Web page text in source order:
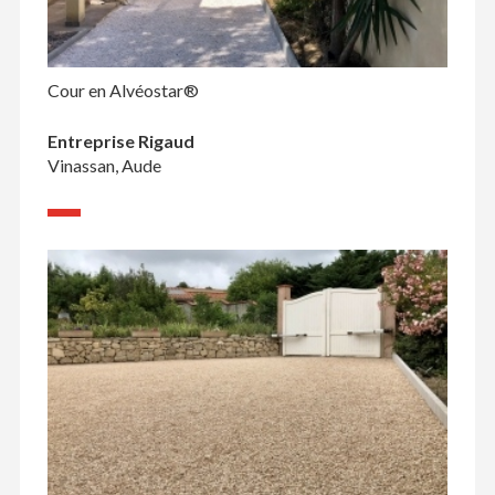
Cour en Alvéostar®
Entreprise Rigaud
Vinassan, Aude